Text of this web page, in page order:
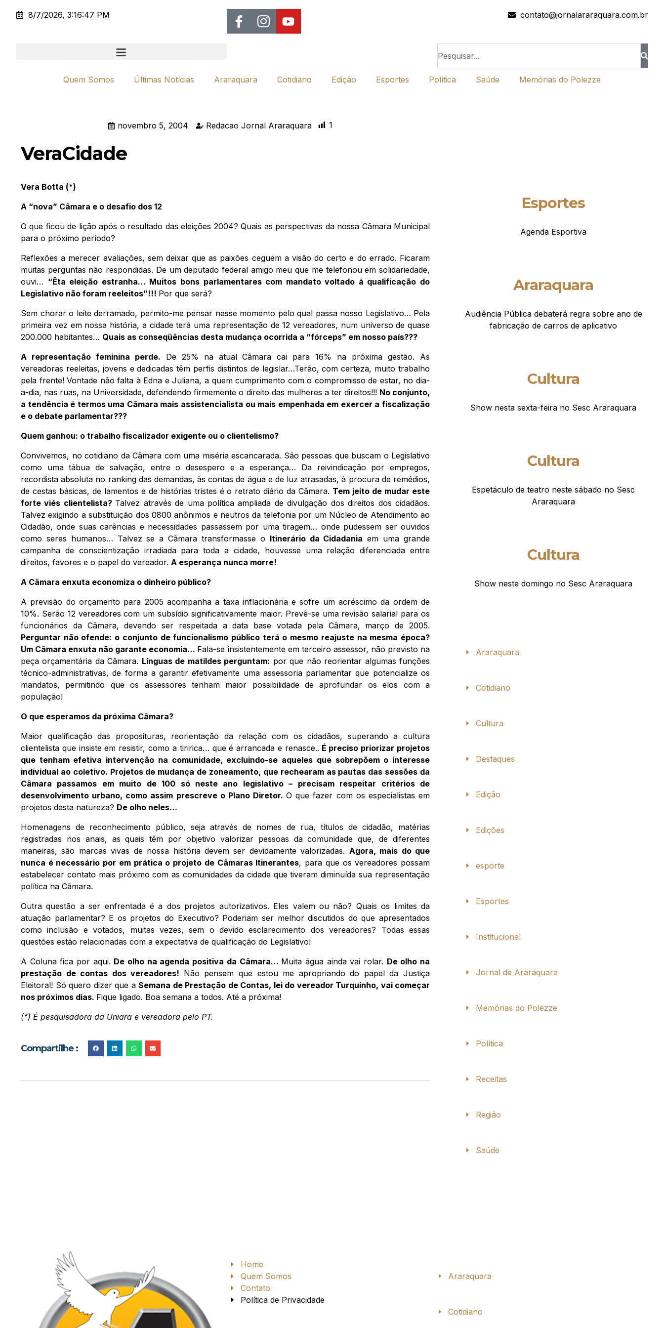
8/7/2026, 3:16:47 PM contato@jornalararaquara.com.br
Quem Somos Últimas Notícias Araraquara Cotidiano Edição Esportes Política Saúde Memórias do Polezze
novembro 5, 2004 Redacao Jornal Araraquara 1
VeraCidade
Vera Botta (*)
A “nova” Câmara e o desafio dos 12
O que ficou de lição após o resultado das eleições 2004? Quais as perspectivas da nossa Câmara Municipal
para o próximo período?
Reflexões a merecer avaliações, sem deixar que as paixões ceguem a visão do certo e do errado. Ficaram
muitas perguntas não respondidas. De um deputado federal amigo meu que me telefonou em solidariedade,
ouvi… “Êta eleição estranha… Muitos bons parlamentares com mandato voltado à qualificação do
Legislativo não foram reeleitos”!!! Por que será?
Sem chorar o leite derramado, permito-me pensar nesse momento pelo qual passa nosso Legislativo… Pela
primeira vez em nossa história, a cidade terá uma representação de 12 vereadores, num universo de quase
200.000 habitantes… Quais as conseqüências desta mudança ocorrida a “fórceps” em nosso país???
A representação feminina perde. De 25% na atual Câmara cai para 16% na próxima gestão. As
vereadoras reeleitas, jovens e dedicadas têm perfis distintos de legislar…Terão, com certeza, muito trabalho
pela frente! Vontade não falta à Edna e Juliana, a quem cumprimento com o compromisso de estar, no dia-
a-dia, nas ruas, na Universidade, defendendo firmemente o direito das mulheres a ter direitos!!! No conjunto,
a tendência é termos uma Câmara mais assistencialista ou mais empenhada em exercer a fiscalização
e o debate parlamentar???
Quem ganhou: o trabalho fiscalizador exigente ou o clientelismo?
Convivemos, no cotidiano da Câmara com uma miséria escancarada. São pessoas que buscam o Legislativo
como uma tábua de salvação, entre o desespero e a esperança… Da reivindicação por empregos,
recordista absoluta no ranking das demandas, às contas de água e de luz atrasadas, à procura de remédios,
de cestas básicas, de lamentos e de histórias tristes é o retrato diário da Câmara. Tem jeito de mudar este
forte viés clientelista? Talvez através de uma política ampliada de divulgação dos direitos dos cidadãos.
Talvez exigindo a substituição dos 0800 anônimos e neutros da telefonia por um Núcleo de Atendimento ao
Cidadão, onde suas carências e necessidades passassem por uma tiragem… onde pudessem ser ouvidos
como seres humanos… Talvez se a Câmara transformasse o Itinerário da Cidadania em uma grande
campanha de conscientização irradiada para toda a cidade, houvesse uma relação diferenciada entre
direitos, favores e o papel do vereador. A esperança nunca morre!
A Câmara enxuta economiza o dinheiro público?
A previsão do orçamento para 2005 acompanha a taxa inflacionária e sofre um acréscimo da ordem de
10%. Serão 12 vereadores com um subsídio significativamente maior. Prevê-se uma revisão salarial para os
funcionários da Câmara, devendo ser respeitada a data base votada pela Câmara, março de 2005.
Perguntar não ofende: o conjunto de funcionalismo público terá o mesmo reajuste na mesma época?
Um Câmara enxuta não garante economia… Fala-se insistentemente em terceiro assessor, não previsto na
peça orçamentária da Câmara. Línguas de matildes perguntam: por que não reorientar algumas funções
técnico-administrativas, de forma a garantir efetivamente uma assessoria parlamentar que potencialize os
mandatos, permitindo que os assessores tenham maior possibilidade de aprofundar os elos com a
população!
O que esperamos da próxima Câmara?
Maior qualificação das proposituras, reorientação da relação com os cidadãos, superando a cultura
clientelista que insiste em resistir, como a tiririca… que é arrancada e renasce.. É preciso priorizar projetos
que tenham efetiva intervenção na comunidade, excluindo-se aqueles que sobrepõem o interesse
individual ao coletivo. Projetos de mudança de zoneamento, que rechearam as pautas das sessões da
Câmara passamos em muito de 100 só neste ano legislativo – precisam respeitar critérios de
desenvolvimento urbano, como assim prescreve o Plano Diretor.O que fazer com os especialistas em
projetos desta natureza? De olho neles…
Homenagens de reconhecimento público, seja através de nomes de rua, títulos de cidadão, matérias
registradas nos anais, as quais têm por objetivo valorizar pessoas da comunidade que, de diferentes
maneiras, são marcas vivas de nossa história devem ser devidamente valorizadas. Agora, mais do que
nunca é necessário por em prática o projeto de Câmaras Itinerantes, para que os vereadores possam
estabelecer contato mais próximo com as comunidades da cidade que tiveram diminuída sua representação
política na Câmara.
Outra questão a ser enfrentada é a dos projetos autorizativos. Eles valem ou não? Quais os limites da
atuação parlamentar? E os projetos do Executivo? Poderiam ser melhor discutidos do que apresentados
como inclusão e votados, muitas vezes, sem o devido esclarecimento dos vereadores? Todas essas
questões estão relacionadas com a expectativa de qualificação do Legislativo!
A Coluna fica por aqui. De olho na agenda positiva da Câmara… Muita água ainda vai rolar. De olho na
prestação de contas dos vereadores! Não pensem que estou me apropriando do papel da Justiça
Eleitoral! Só quero dizer que a Semana de Prestação de Contas, lei do vereador Turquinho, vai começar
nos próximos dias. Fique ligado. Boa semana a todos. Até a próxima!
(*) É pesquisadora da Uniara e vereadora pelo PT.
Compartilhe :
Esportes
Agenda Esportiva
Araraquara
Audiência Pública debaterá regra sobre ano de
fabricação de carros de aplicativo
Cultura
Show nesta sexta-feira no Sesc Araraquara
Cultura
Espetáculo de teatro neste sábado no Sesc
Araraquara
Cultura
Show neste domingo no Sesc Araraquara
Araraquara
Cotidiano
Cultura
Destaques
Edição
Edições
esporte
Esportes
Institucional
Jornal de Araraquara
Memórias do Polezze
Política
Receitas
Região
Saúde
Home
Quem Somos
Contato
Política de Privacidade
Araraquara
Cotidiano